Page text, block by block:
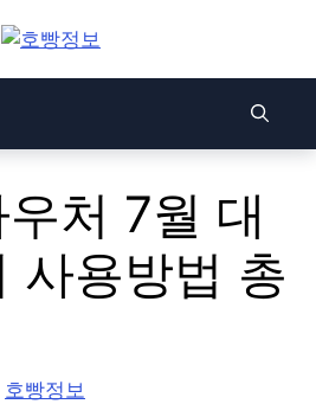
처 7월 대
사용방법 총
호빵정보